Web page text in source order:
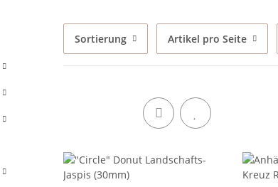
Sortierung Artikel pro Seite